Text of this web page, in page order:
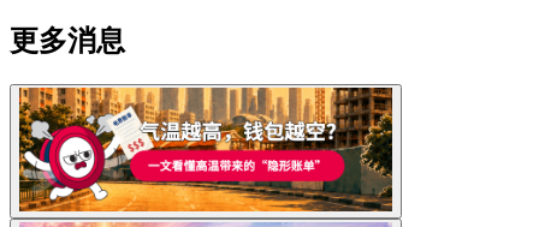
更多消息